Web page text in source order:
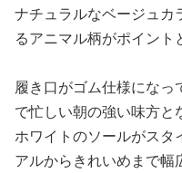
ナチュラルなベージュカ
るアニマル柄がポイント
履き口がゴム仕様にな
で忙しい朝の強い味方と
ホワイトのソールがスタ
アルからきれいめまで幅